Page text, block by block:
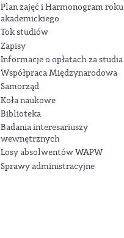
Plan zajęć i Harmonogram roku
akademickiego
Tok studiów
Zapisy
Informacje o opłatach za studia
Współpraca Międzynarodowa
Samorząd
Koła naukowe
Biblioteka
Badania interesariuszy
wewnętrznych
Losy absolwentów WAPW
Sprawy administracyjne